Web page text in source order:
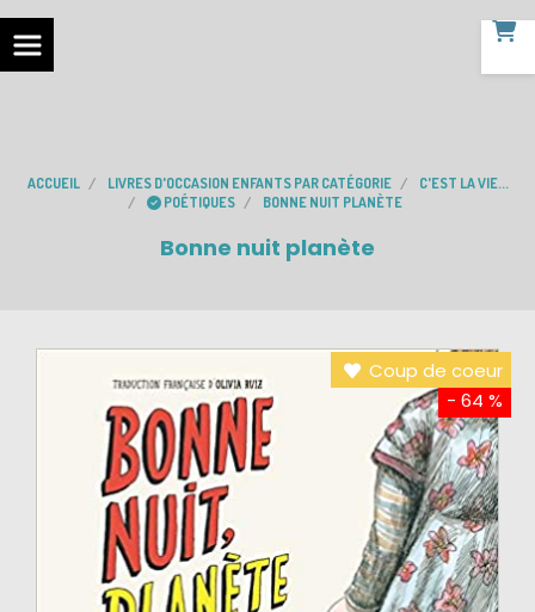
ACCUEIL LIVRES D'OCCASION ENFANTS PAR CATÉGORIE
C'EST LA VIE...
POÉTIQUES
BONNE NUIT PLANÈTE
Bonne nuit planète
Coup de coeur
- 64 %